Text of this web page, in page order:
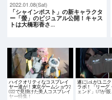
2022.01.08(Sat)
「シャインポスト」の新キャラクタ
ー「螢」のビジュアル公開！キャス
トは大橋彩香さ…
ハイクオリティなコスプレイ
ヤー達が！東京ゲームショウ2
022で見掛けた美人コスプレイ
ヤー特集！
遂にLoLがユニ
ラボ！「リーグ
ェンド」UTが 販